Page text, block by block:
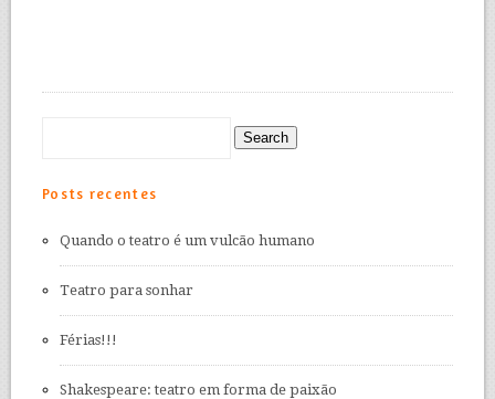
Posts recentes
Quando o teatro é um vulcão humano
Teatro para sonhar
Férias!!!
Shakespeare: teatro em forma de paixão